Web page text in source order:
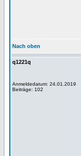
Nach oben
q1221q
Anmeldedatum: 24.01.2019
Beiträge: 102